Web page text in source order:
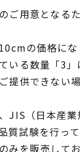
ご用意となる
の価格に
いる数量「3
提供できない
JIS（日本産
質試験を行っ
みを販売して